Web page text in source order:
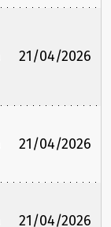
21/04/2026
21/04/2026
21/04/2026